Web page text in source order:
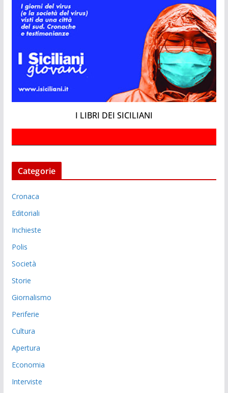
I LIBRI DEI SICILIANI
Categorie
Cronaca
Editoriali
Inchieste
Polis
Società
Storie
Giornalismo
Periferie
Cultura
Apertura
Economia
Interviste